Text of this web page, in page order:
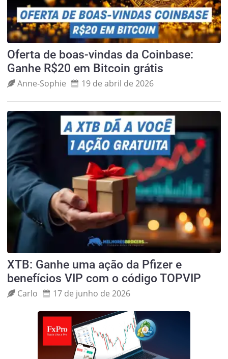
Oferta de boas-vindas da Coinbase:
Ganhe R$20 em Bitcoin grátis
Anne‑Sophie 19 de abril de 2026
XTB: Ganhe uma ação da Pfizer e
benefícios VIP com o código TOPVIP
Carlo 17 de junho de 2026